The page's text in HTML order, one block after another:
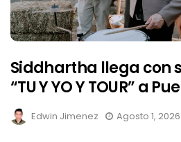
Siddhartha llega con
“TU Y YO Y TOUR” a
Edwin Jimenez Agosto 1, 2026